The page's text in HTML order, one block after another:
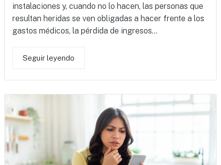
instalaciones y, cuando no lo hacen, las personas que
resultan heridas se ven obligadas a hacer frente a los
gastos médicos, la pérdida de ingresos...
Seguir leyendo